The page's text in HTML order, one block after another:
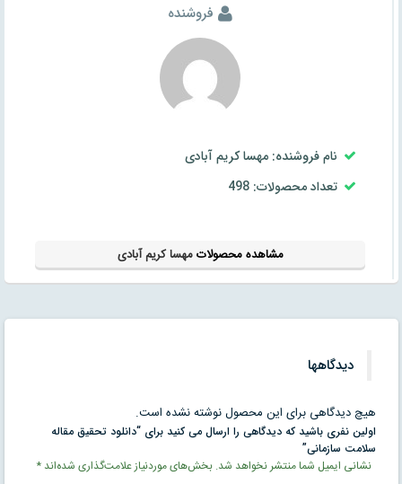
فروشنده
نام فروشنده: مهسا کریم آبادی
تعداد محصولات: 498
مشاهده محصولاتمهسا کریم آبادی
دیدگاهها
هیچ دیدگاهی برای این محصول نوشته نشده است.
اولین نفری باشید که دیدگاهی را ارسال می کنید برای “دانلود تحقیق مقاله
سلامت سازمانی”
نشانی ایمیل شما منتشر نخواهد شد. بخش‌های موردنیاز علامت‌گذاری شده‌اند*